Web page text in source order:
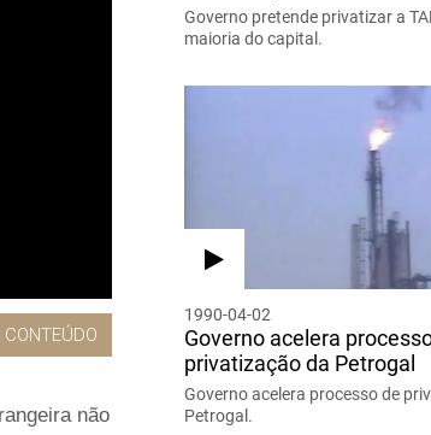
CONTEÚDO
não
Governo pretende privatizar a
maioria do capital.
1990-04-02
Governo acelera
privatização da Petrogal
Governo acelera processo de
Petrogal.